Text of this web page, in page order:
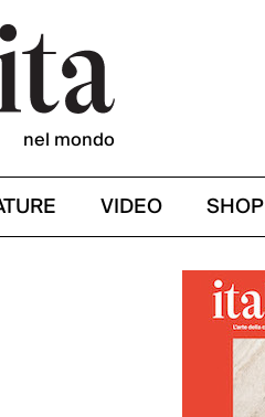
nel mondo
VIDEO SHOP